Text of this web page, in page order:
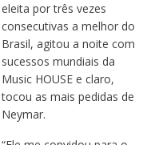
eleita por três vezes
consecutivas a melhor do
Brasil, agitou a noite com
sucessos mundiais da
Music HOUSE e claro,
tocou as mais pedidas de
Neymar.